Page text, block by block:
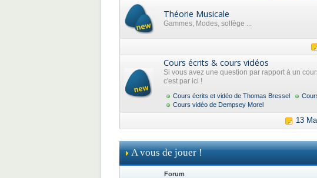
Théorie Musicale
Gammes, Modes, solfège ...
Cours écrits & cours vidéos
Si vous avez une question par rapport à un
c'est par ici !
Cours écrits et vidéo de Thomas Bressel
Cours vidéo de Dempsey Morel
13
A vous de jouer !
Forum